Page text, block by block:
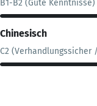
B1-B2 (Gute Kenntnisse)
Chinesisch
C2